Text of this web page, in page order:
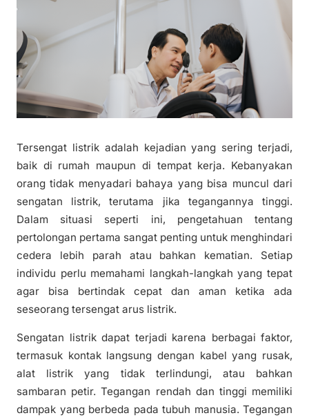
Tersengat listrik adalah kejadian yang sering terjadi,
baik di rumah maupun di tempat kerja. Kebanyakan
orang tidak menyadari bahaya yang bisa muncul dari
sengatan listrik, terutama jika tegangannya tinggi.
Dalam situasi seperti ini, pengetahuan tentang
pertolongan pertama sangat penting untuk menghindari
cedera lebih parah atau bahkan kematian. Setiap
individu perlu memahami langkah-langkah yang tepat
agar bisa bertindak cepat dan aman ketika ada
seseorang tersengat arus listrik.
Sengatan listrik dapat terjadi karena berbagai faktor,
termasuk kontak langsung dengan kabel yang rusak,
alat listrik yang tidak terlindungi, atau bahkan
sambaran petir. Tegangan rendah dan tinggi memiliki
dampak yang berbeda pada tubuh manusia. Tegangan